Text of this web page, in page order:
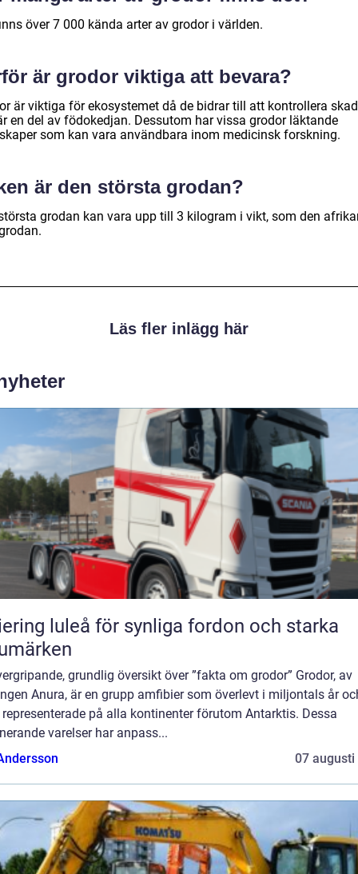
över 7 000 kända arter av grodor i världen.
är grodor viktiga att bevara?
är viktiga för ekosystemet då de bidrar till att kontrollera
en del av födokedjan. Dessutom har vissa grodor läktande
som kan vara användbara inom medicinsk forskning.
är den största grodan?
grodan kan vara upp till 3 kilogram i vikt, som den
Läs fler inlägg här
luleå för synliga fordon och starka
grundlig översikt över ”fakta om grodor” Grodor, av
Anura, är en grupp amfibier som överlevt i miljontals år
på alla kontinenter förutom Antarktis. Dessa
varelser har anpass...
07 augusti